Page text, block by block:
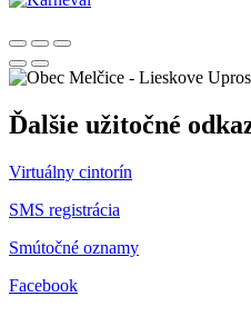
Ďalšie užitočné
Virtuálny cintorín
SMS registrácia
Smútočné oznamy
Facebook